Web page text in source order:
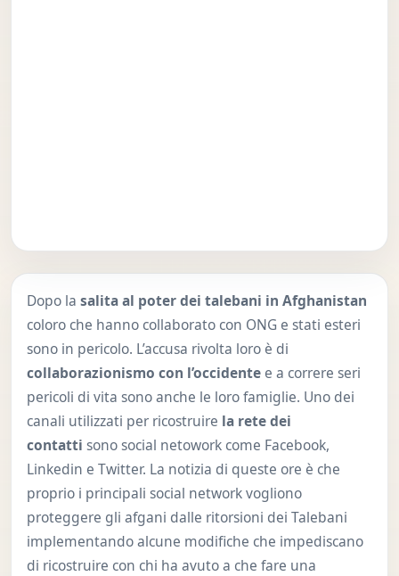
Dopo la salita al poter dei talebani in Afghanistan
coloro che hanno collaborato con ONG e stati esteri
sono in pericolo. L’accusa rivolta loro è di
collaborazionismo con l’occidentee a correre seri
pericoli di vita sono anche le loro famiglie. Uno dei
canali utilizzati per ricostruire la rete dei
contatti sono social netowork come Facebook,
Linkedin e Twitter. La notizia di queste ore è che
proprio i principali social network vogliono
proteggere gli afgani dalle ritorsioni dei Talebani
implementando alcune modifiche che impediscano
di ricostruire con chi ha avuto a che fare una